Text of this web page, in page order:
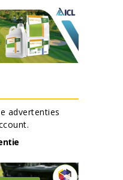
advertenties